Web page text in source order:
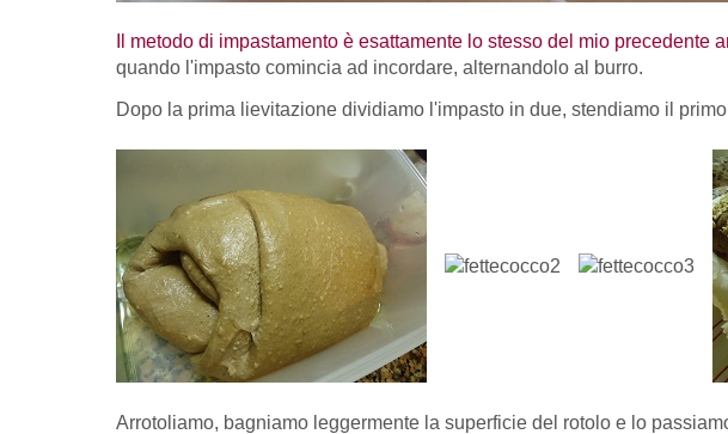
Il metodo di impastamento è esattamente lo stesso del mio precedente
quando l'impasto comincia ad incordare, alternandolo al burro.
Dopo la prima lievitazione dividiamo l'impasto in due, stendiamo il
Arrotoliamo, bagniamo leggermente la superficie del rotolo e lo